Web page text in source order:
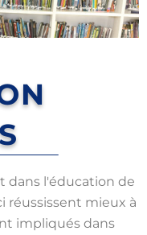
dans l'éducation de
réussissent mieux à
impliqués dans